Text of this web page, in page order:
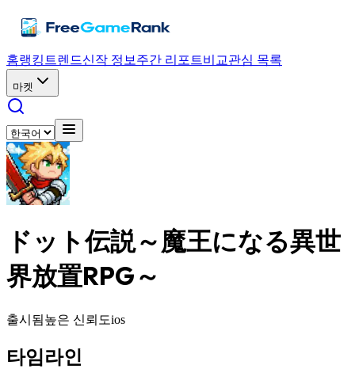
홈랭킹 트렌드신작 정보 주간 리포트비교관심 목록
마켓
ドット伝説～魔王になる異世
界放置RPG～
출시됨높은 신뢰도ios
타임라인